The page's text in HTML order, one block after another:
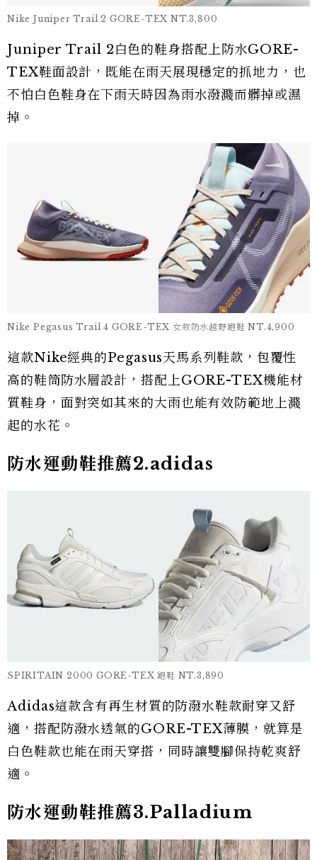
Nike Juniper Trail 2 GORE-TEX NT.3,800
Juniper Trail 2白色的鞋身搭配上防水GORE-
TEX鞋面設計，既能在雨天展現穩定的抓地力，也
不怕白色鞋身在下雨天時因為雨水潑濺而髒掉或濕
掉。
Nike Pegasus Trail 4 GORE-TEX 女款防水越野跑鞋 NT.4,900
這款Nike經典的Pegasus天馬系列鞋款，包覆性
高的鞋筒防水層設計，搭配上GORE-TEX機能材
質鞋身，面對突如其來的大雨也能有效防範地上濺
起的水花。
防水運動鞋推薦2.adidas
SPIRITAIN 2000 GORE-TEX 跑鞋 NT.3,890
Adidas這款含有再生材質的防潑水鞋款耐穿又舒
適，搭配防潑水透氣的GORE-TEX薄膜，就算是
白色鞋款也能在雨天穿搭，同時讓雙腳保持乾爽舒
適。
防水運動鞋推薦3.Palladium